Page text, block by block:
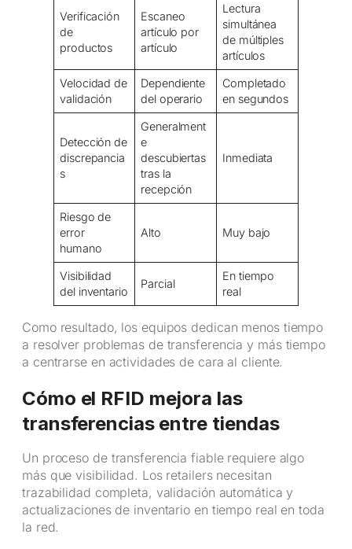
Verificación
de
productos
Escaneo
artículo por
artículo
Lectura
simultánea
de múltiples
artículos
Velocidad de
validación
Dependiente
del operario
Completado
en segundos
Detección de
discrepancia
s
Generalment
e
descubiertas
tras la
recepción
Inmediata
Riesgo de
error
humano
Alto Muy bajo
Visibilidad
del inventario
Parcial
En tiempo
real
Como resultado, los equipos dedican menos tiempo
a resolver problemas de transferencia y más tiempo
a centrarse en actividades de cara al cliente.
Cómo el RFID mejora las
transferencias entre tiendas
Un proceso de transferencia fiable requiere algo
más que visibilidad. Los retailers necesitan
trazabilidad completa, validación automática y
actualizaciones de inventario en tiempo real en toda
la red.